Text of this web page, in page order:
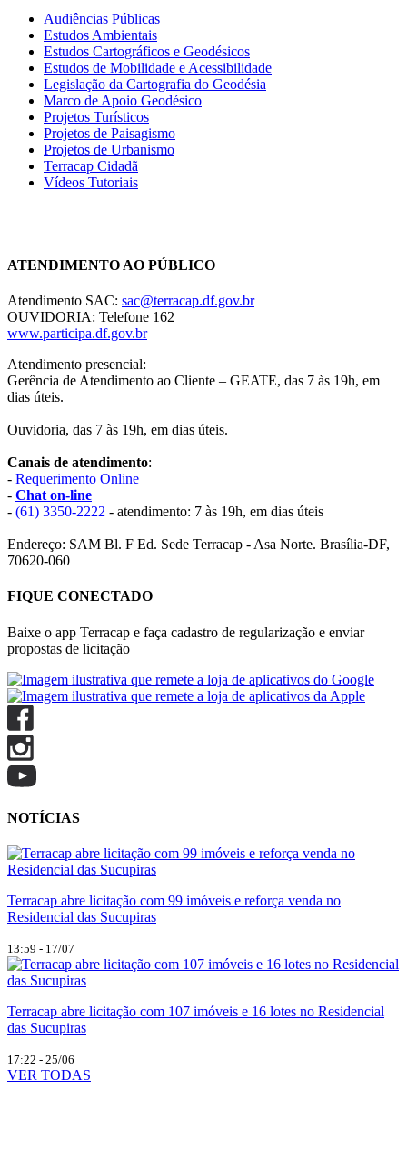
Audiências Públicas
Estudos Ambientais
Estudos Cartográficos e Geodésicos
Estudos de Mobilidade e Acessibilidade
Legislação da Cartografia do Geodésia
Marco de Apoio Geodésico
Projetos Turísticos
Projetos de Paisagismo
Projetos de Urbanismo
Terracap Cidadã
Vídeos Tutoriais
ATENDIMENTO AO PÚBLICO
Atendimento SAC: sac@terracap.df.gov.br
OUVIDORIA: Telefone 162
www.participa.df.gov.br
Atendimento presencial:
Gerência de Atendimento ao Cliente – GEATE, das 7 às 19h, em
dias úteis.
Ouvidoria, das 7 às 19h, em dias úteis.
Canais de atendimento:
- Requerimento Online
- Chat on-line
- (61) 3350-2222 - atendimento: 7 às 19h, em dias úteis
Endereço: SAM Bl. F Ed. Sede Terracap - Asa Norte. Brasília-DF,
70620-060
FIQUE CONECTADO
Baixe o app Terracap e faça cadastro de regularização e enviar
propostas de licitação
NOTÍCIAS
Terracap abre licitação com 99 imóveis e reforça venda no
Residencial das Sucupiras
13:59 - 17/07
Terracap abre licitação com 107 imóveis e 16 lotes no Residencial
das Sucupiras
17:22 - 25/06
VER TODAS